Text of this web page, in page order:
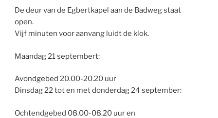
De deur van de Egbertkapel aan de Badweg staat
open.
Vijf minuten voor aanvang luidt de klok.
Maandag 21 septembert:
Avondgebed 20.00-20.20 uur
Dinsdag 22 tot en met donderdag 24 september:
Ochtendgebed 08.00-08.20 uur en